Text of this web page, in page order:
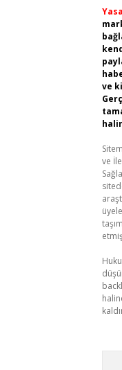
ve
ve